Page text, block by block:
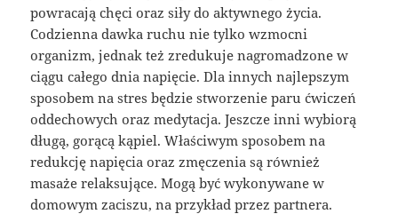
powracają chęci oraz siły do aktywnego życia.
Codzienna dawka ruchu nie tylko wzmocni
organizm, jednak też zredukuje nagromadzone w
ciągu całego dnia napięcie. Dla innych najlepszym
sposobem na stres będzie stworzenie paru ćwiczeń
oddechowych oraz medytacja. Jeszcze inni wybiorą
długą, gorącą kąpiel. Właściwym sposobem na
redukcję napięcia oraz zmęczenia są również
masaże relaksujące. Mogą być wykonywane w
domowym zaciszu, na przykład przez partnera.